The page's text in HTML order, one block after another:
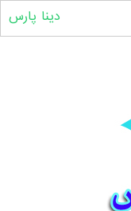
دینا پارس